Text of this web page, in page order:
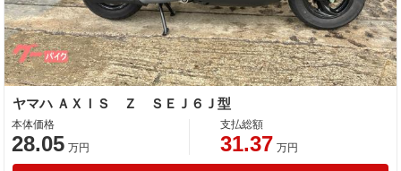
ヤマハ ＡＸＩＳ Ｚ ＳＥＪ６Ｊ型
本体価格
28.05 万円
支払総額
31.37 万円